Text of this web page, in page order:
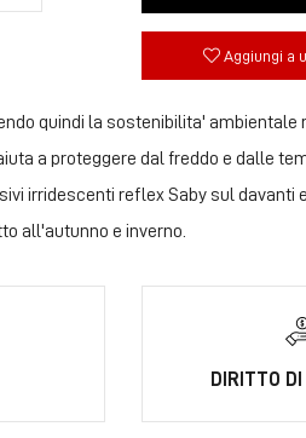
Aggiungi a
quindi la sostenibilita' ambientale
a proteggere dal freddo e dalle
irridescenti reflex Saby sul davanti
e inverno.
DIRITTO